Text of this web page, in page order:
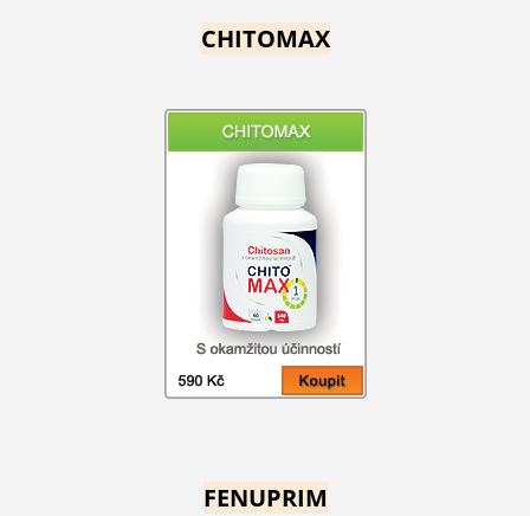
CHITOMAX
FENUPRIM